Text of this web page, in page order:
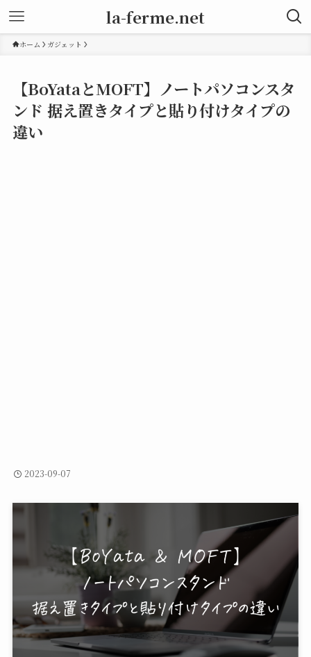
la-ferme.net
ホーム ガジェット
【BoYataとMOFT】ノートパソコンスタ
ンド 据え置きタイプと貼り付けタイプの
違い
2023-09-07